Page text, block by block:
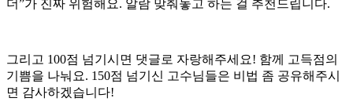
더”가 진짜 위험해요. 알람 맞춰놓고 하는 걸 추천드립니다.
그리고 100점 넘기시면 댓글로 자랑해주세요! 함께 고득점의
기쁨을 나눠요. 150점 넘기신 고수님들은 비법 좀 공유해주시
면 감사하겠습니다!